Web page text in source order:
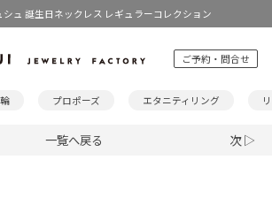
ュ 誕生日ネックレス レギュラーコレクション
ご予約・問合せ
プロポーズ エタニティリング
一覧へ戻る 次 ▷